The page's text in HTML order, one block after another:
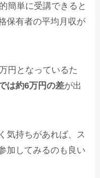
簡単に受講できると
保有者の平均月収が
円となっているた
は約6万円の差が出
気持ちがあれば、ス
加してみるのも良い